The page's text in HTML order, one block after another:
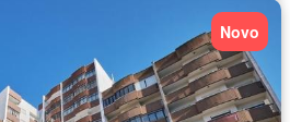
Novo